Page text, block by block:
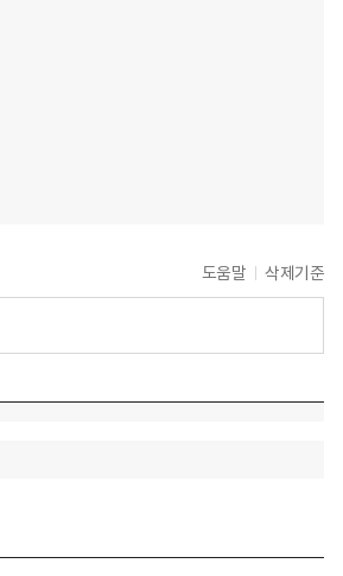
도움말 삭제기준